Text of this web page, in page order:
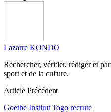
Lazarre KONDO
Rechercher, vérifier, rédiger et
sport et de la culture.
Article Précédent
Goethe Institut Togo recrute